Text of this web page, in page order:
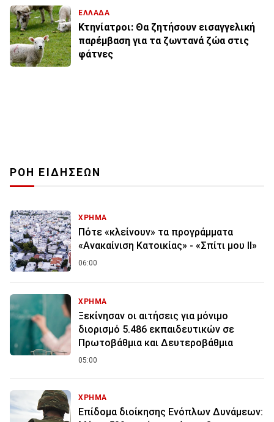
ΕΛΛΑΔΑ
Κτηνίατροι: Θα ζητήσουν εισαγγελική
παρέμβαση για τα ζωντανά ζώα στις
φάτνες
ΡΟΗ ΕΙΔΗΣΕΩΝ
ΧΡΗΜΑ
Πότε «κλείνουν» τα προγράμματα
«Ανακαίνιση Κατοικίας» - «Σπίτι μου ΙΙ»
06:00
ΧΡΗΜΑ
Ξεκίνησαν οι αιτήσεις για μόνιμο
διορισμό 5.486 εκπαιδευτικών σε
Πρωτοβάθμια και Δευτεροβάθμια
05:00
ΧΡΗΜΑ
Επίδομα διοίκησης Ενόπλων Δυνάμεων: